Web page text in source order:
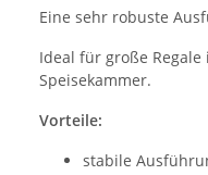
Eine sehr robuste
Ideal für große
Speisekammer.
Vorteile:
stabile